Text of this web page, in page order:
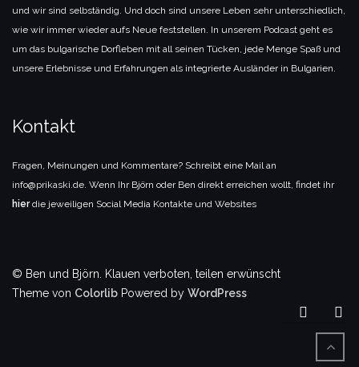
und wir sind selbständig. Und doch sind unsere Leben sehr unterschiedlich,
wie wir immer wieder aufs Neue feststellen. In unserem Podcast geht es
um das bulgarische Dorfleben mit all seinen Tücken, jede Menge Spaß und
unsere Erlebnisse und Erfahrungen als integrierte Ausländer in Bulgarien.
Kontakt
Fragen, Meinungen und Kommentare? Schreibt eine Mail an
info@prikaski.de. Wenn Ihr Björn oder Ben direkt erreichen wollt, findet ihr
hierdie jeweiligen Social Media Kontakte und Websites
© Ben und Björn. Klauen verboten, teilen erwünscht
Theme von Colorlib Powered by WordPress